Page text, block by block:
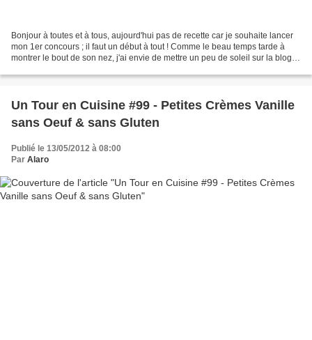
Bonjour à toutes et à tous, aujourd'hui pas de recette car je souhaite lancer
mon 1er concours ; il faut un début à tout ! Comme le beau temps tarde à
montrer le bout de son nez, j'ai envie de mettre un peu de soleil sur la blogo
Un Tour en Cuisine #99 - Petites Crèmes Vanille
sans Oeuf & sans Gluten
Publié le 13/05/2012 à 08:00
Par Alaro